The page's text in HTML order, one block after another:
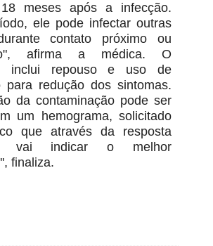
meses após a infecção.
ele pode infectar outras
contato próximo ou
afirma a médica. O
inclui repouso e uso de
para redução dos sintomas.
da contaminação pode ser
um hemograma, solicitado
que através da resposta
vai indicar o melhor
finaliza.